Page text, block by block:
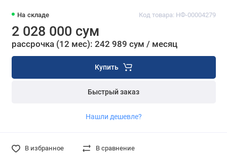
На складе Код товара: НФ-00004279
2 028 000 сум
рассрочка (12 мес): 242 989 сум / месяц
Купить
Быстрый заказ
Нашли дешевле?
В избранное В сравнение